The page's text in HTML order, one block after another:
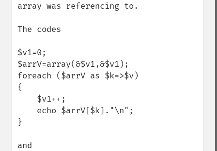
array was referencing to.
The codes
$v1=0;
$arrV=array(&$v1,&$v1);
foreach ($arrV as $k=>$v)
{
}
and